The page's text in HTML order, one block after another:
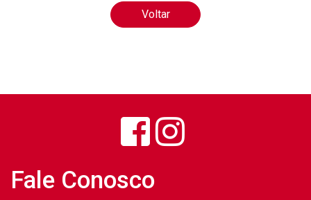
Voltar
Fale Conosco